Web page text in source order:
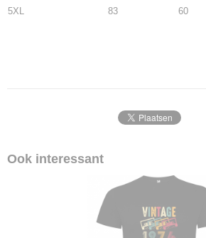
5XL
83 60
Ook interessant